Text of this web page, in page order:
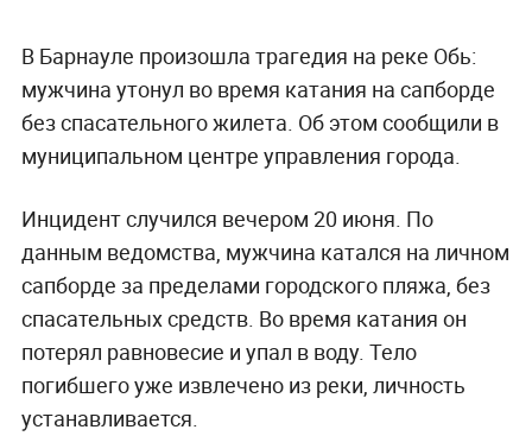
В Барнауле произошла трагедия на реке Обь:
мужчина утонул во время катания на сапборде
без спасательного жилета. Об этом сообщили в
муниципальном центре управления города.
Инцидент случился вечером 20 июня. По
данным ведомства, мужчина катался на личном
сапборде за пределами городского пляжа, без
спасательных средств. Во время катания он
потерял равновесие и упал в воду. Тело
погибшего уже извлечено из реки, личность
устанавливается.